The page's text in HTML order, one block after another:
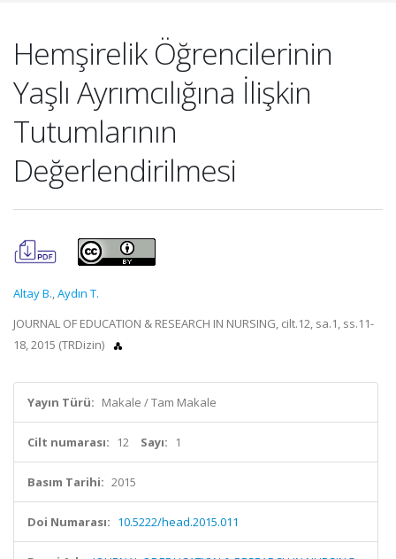
Hemşirelik Öğrencilerinin
Yaşlı Ayrımcılığına İlişkin
Tutumlarının
Değerlendirilmesi
Altay B.,Aydın T.
JOURNAL OF EDUCATION & RESEARCH IN NURSING, cilt.12, sa.1, ss.11-
18, 2015 (TRDizin)
Yayın Türü: Makale / Tam Makale
Cilt numarası: 12 Sayı: 1
Basım Tarihi: 2015
Doi Numarası: 10.5222/head.2015.011